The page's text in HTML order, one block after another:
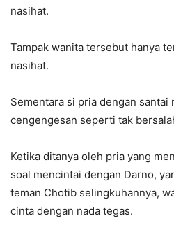
nasihat.
Tampak wanita tersebut hanya
nasihat.
Sementara si pria dengan santai
cengengesan seperti tak
Ketika ditanya oleh pria yang
soal mencintai dengan Darno,
teman Chotib selingkuhannya,
cinta dengan nada tegas.